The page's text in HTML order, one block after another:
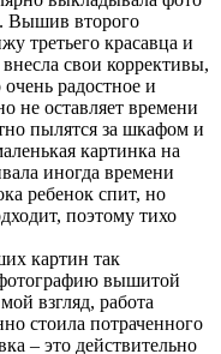
Вышив второго
третьего красавца и
свои коррективы,
радостное и
не оставляет времени
пылятся за шкафом и
картинка на
иногда времени
ребенок спит, но
поэтому тихо
картин так
вышитой
взгляд, работа
стоила потраченного
– это действительно